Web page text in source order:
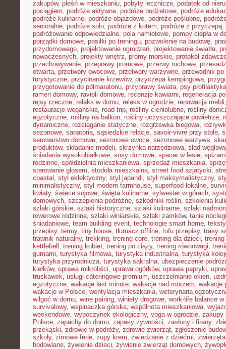
zakupów, pleśń w mieszkaniu, pobyty lecznicze, podatek od
pociągiem, podróże aktywne, podróże budżetowe, podróże
podróże kulinarne, podróże objazdowe, podróże poślubne,
senioralne, podróże solo, podróże z kotem, podróże z przyczepą,
podróżowanie odpowiedzialne, pola namiotowe, pompy ciepła w
porządki domowe, posiłki po treningu, pozwolenie na budowę,
przydomowego, projektowanie ogrodzeń, projektowanie światła,
nowoczesnych, projekty wnętrz, promy morskie, protokół
przechowywanie, przeprawy promowe, przerwy ruchowe,
otwarta, przetwory owocowe, przetwory warzywne, przewodnik
turystyczne, przycinanie krzewów, przyczepa kempingowa,
przygotowanie do półmaratonu, przyprawy świata, psy profilaktyka
ramen domowy, ravioli domowe, recenzje kawiarni, regeneracja
rejsy rzeczne, relaks w domu, relaks w ogrodzie, renowacja mebli
restauracje wegańskie, road trip, rośliny cieniolubne, rośliny
egzotyczne, rośliny na balkon, rośliny oczyszczające powietrze,
dynamiczne, rozciąganie statyczne, rozgrzewka biegowa,
sezonowe, sanatoria, sąsiedzkie relacje, savoir-vivre przy stole,
serowarstwo domowe, sezonowe owoce, sezonowe warzywa,
produktów, składanie modeli, skrzynka narzędziowa, ślad
śniadania wysokobiałkowe, sosy domowe, spacer w lesie,
rodzinne, spółdzielnia mieszkaniowa, sprzedaż mieszkania,
sterowanie głosem, stodoła mieszkalna, street food azjatycki,
coastal , styl eklektyczny, styl japandi, styl maksymalistyczny,
minimalistyczny, styl modern farmhouse, superfood lokalne,
kwiaty, świece sojowe, święta kulinarne, sylwester w górach,
domowych, szczepienia podróżne, szkodniki roślin, szkolenia
szlaki górskie, szlaki historyczne, szlaki kulinarne, szlaki
rowerowe rodzinne, szlaki winiarskie, szlaki zamków, tanie noclegi
śniadaniowe, team building event, technologie smart home,
przepisy, termy, tiny house, tłumacz offline, tofu przepisy, trasy
trawnik naturalny, trekking, trening core, trening dla dzieci,
kettlebell , trening kobiet, trening po ciąży, trening równowagi,
gumami, turystyka filmowa, turystyka industrialna, turystyka
turystyka przyrodnicza, turystyka sakralna, ubezpieczenie
kiełków, uprawa mikroliści, uprawa ogórków, uprawa papryki,
truskawek, usługi cateringowe premium, uszczelnianie okien,
egzotyczne, wakacje last minute, wakacje nad morzem, wakacje
wakacje w Polsce, wentylacja mieszkania, weterynaria
wilgoć w domu, wine pairing, winiety drogowe, work-life balance w
survivalowy, wspinaczka górska, wspólnota mieszkaniowa,
weekendowe, wypoczynek ekologiczny, yoga w ogrodzie, zakupy
Polsce, zapachy do domu, zapasy żywności, zasłony i firany,
przekąski, zdrowie w podróży, zdrowie zwierząt, zgłoszenie
szkoły, zimowe ferie, zupy krem, zwiedzanie z dziećmi,
hodowlane, żywienie dzieci, żywienie zwierząt domowych,